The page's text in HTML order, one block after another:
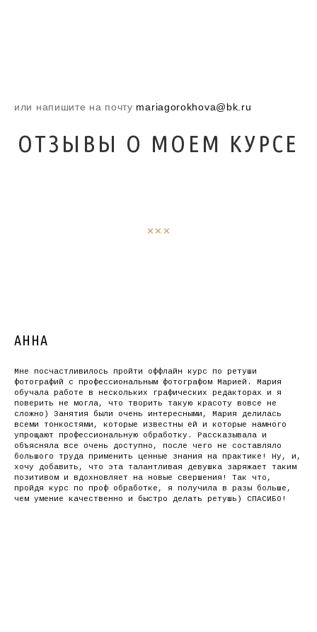
или напишите на почту mariagorokhova@bk.ru
ОТЗЫВЫ О МОЕМ КУРСЕ
✕✕✕
АННА
Мне посчастливилось пройти оффлайн курс по ретуши
фотографий с профессиональным фотографом Марией. Мария
обучала работе в нескольких графических редакторах и я
поверить не могла, что творить такую красоту вовсе не
сложно) Занятия были очень интересными, Мария делилась
всеми тонкостями, которые известны ей и которые намного
упрощают профессиональную обработку. Рассказывала и
объясняла все очень доступно, после чего не составляло
большого труда применить ценные знания на практике! Ну, и,
хочу добавить, что эта талантливая девушка заряжает таким
позитивом и вдохновляет на новые свершения! Так что,
пройдя курс по проф обработке, я получила в разы больше,
чем умение качественно и быстро делать ретушь) СПАСИБО!